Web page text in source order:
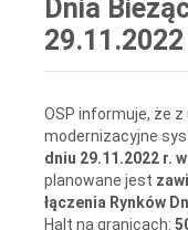
Dnia
29.11.2022
OSP informuje, że
modernizacyjne
dniu 29.11.2022 r.
planowane jest
łączenia Rynków
Halt na granicach: